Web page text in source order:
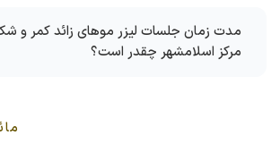
مدت زمان جلسات لیزر موهای زائد کمر و
مرکز اسلامشهر چقدر است؟